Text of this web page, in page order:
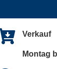
Verkauf
Montag